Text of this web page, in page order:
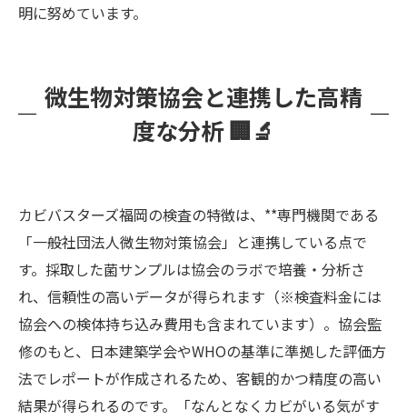
明に努めています。
微生物対策協会と連携した高精
度な分析 🏢🔬
カビバスターズ福岡の検査の特徴は、**専門機関である
「一般社団法人微生物対策協会」と連携している点で
す。採取した菌サンプルは協会のラボで培養・分析さ
れ、信頼性の高いデータが得られます（※検査料金には
協会への検体持ち込み費用も含まれています）。協会監
修のもと、日本建築学会やWHOの基準に準拠した評価方
法でレポートが作成されるため、客観的かつ精度の高い
結果が得られるのです。「なんとなくカビがいる気がす